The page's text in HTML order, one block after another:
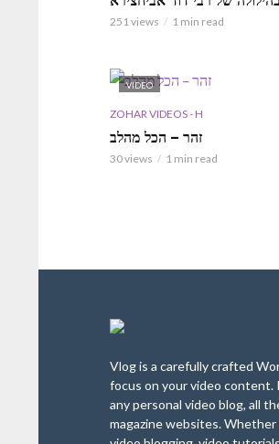
251 views 1 min read
VIDEO
ZOHAR VIDEOS - H
זהר – הכל מהלב
30 views 1 min read
Vlog is a carefully crafted
focus on your video
any personal video blog, all
magazine websites.